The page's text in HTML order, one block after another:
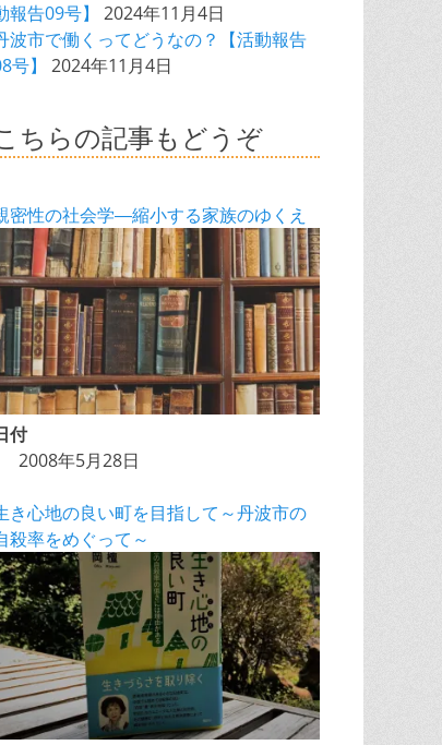
報告09号】
2024年11月4日
波市で働くってどうなの？【活動報告
号】
2024年11月4日
ちらの記事もどうぞ
密性の社会学―縮小する家族のゆくえ
付
2008年5月28日
き心地の良い町を目指して～丹波市の
殺率をめぐって～